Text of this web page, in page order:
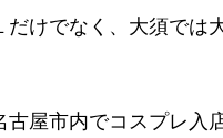
けでなく、大須で
屋市内でコスプレ入